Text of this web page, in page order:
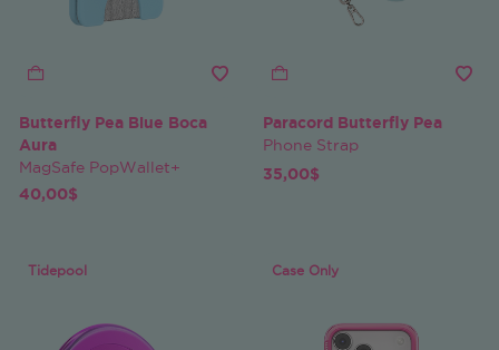
Butterfly Pea Blue Boca
Aura
MagSafe PopWallet+
40,00$
Paracord Butterfly Pea
Phone Strap
35,00$
Tidepool Case Only